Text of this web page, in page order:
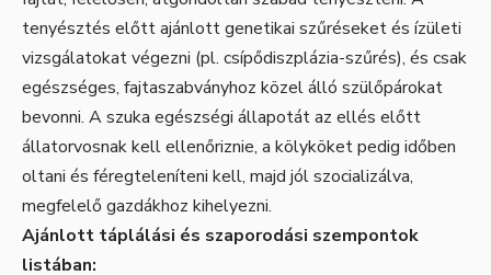
tenyésztés előtt ajánlott genetikai szűréseket és ízületi
vizsgálatokat végezni (pl. csípődiszplázia-szűrés), és csak
egészséges, fajtaszabványhoz közel álló szülőpárokat
bevonni. A szuka egészségi állapotát az ellés előtt
állatorvosnak kell ellenőriznie, a kölyköket pedig időben
oltani és féregteleníteni kell, majd jól szocializálva,
megfelelő gazdákhoz kihelyezni.
Ajánlott táplálási és szaporodási szempontok
listában: